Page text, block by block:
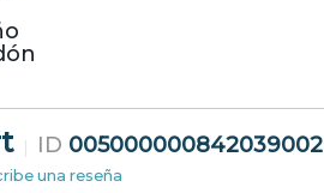
ID 005000000842039002
una reseña